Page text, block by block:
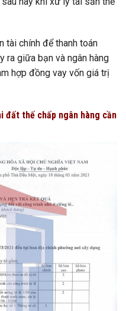
tài chính để thanh toán
ra giữa bạn và ngân hàng
hợp đồng vay vốn giá trị
đất thế chấp ngân hàng cần